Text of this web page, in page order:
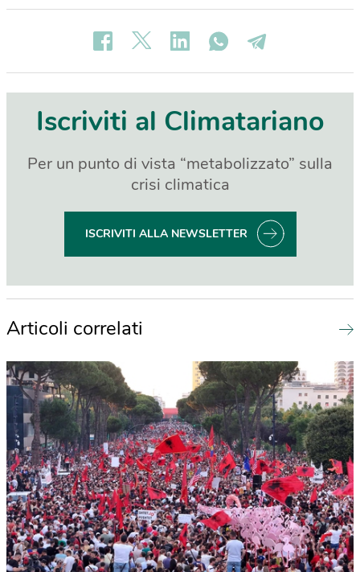
Iscriviti al Climatariano
Per un punto di vista “metabolizzato” sulla
crisi climatica
ISCRIVITI ALLA NEWSLETTER
Articoli correlati